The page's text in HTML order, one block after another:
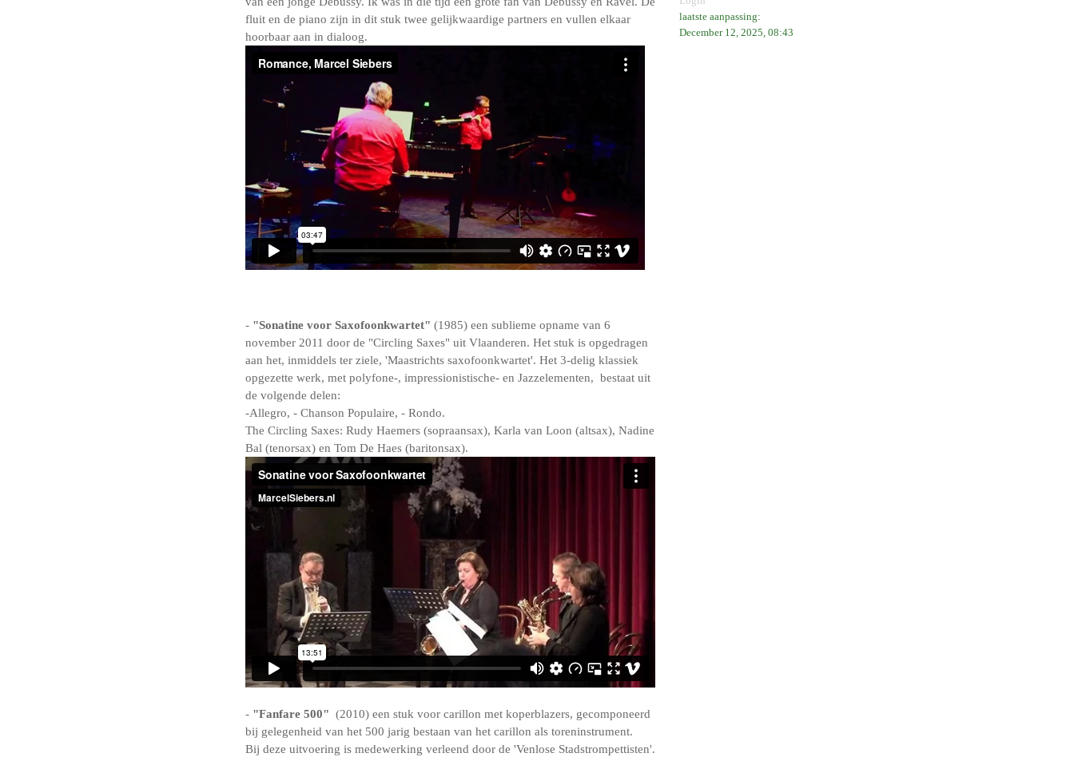
fluit en de piano zijn in dit stuk twee gelijkwaardige partners en vullen elkaar
hoorbaar aan in dialoog.
- "Sonatine voor Saxofoonkwartet" (1985) een sublieme opname van 6
november 2011 door de "Circling Saxes" uit Vlaanderen. Het stuk is opgedragen
aan het, inmiddels ter ziele, 'Maastrichts saxofoonkwartet'. Het 3-delig klassiek
opgezette werk, met polyfone-, impressionistische- en Jazzelementen, bestaat uit
de volgende delen:
-Allegro, - Chanson Populaire, - Rondo.
The Circling Saxes: Rudy Haemers (sopraansax), Karla van Loon (altsax), Nadine
Bal (tenorsax) en Tom De Haes (baritonsax).
- "Fanfare 500" (2010) een stuk voor carillon met koperblazers, gecomponeerd
bij gelegenheid van het 500 jarig bestaan van het carillon als toreninstrument.
Bij deze uitvoering is medewerking verleend door de 'Venlose Stadstrompettisten'.
laatste aanpassing:
December 12, 2025, 08:43